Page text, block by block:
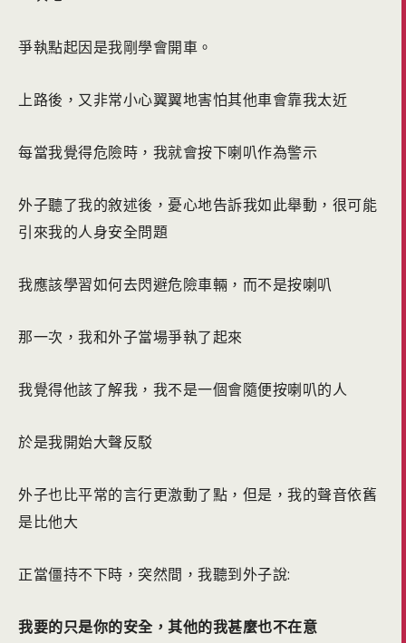
爭執點起因是我剛學會開車。
上路後，又非常小心翼翼地害怕其他車會靠我太近
每當我覺得危險時，我就會按下喇叭作為警示
外子聽了我的敘述後，憂心地告訴我如此舉動，很可能
引來我的人身安全問題
我應該學習如何去閃避危險車輛，而不是按喇叭
那一次，我和外子當場爭執了起來
我覺得他該了解我，我不是一個會隨便按喇叭的人
於是我開始大聲反駁
外子也比平常的言行更激動了點，但是，我的聲音依舊
是比他大
正當僵持不下時， 突然間，我聽到外子說:
我要的只是你的安全，其他的我甚麼也不在意